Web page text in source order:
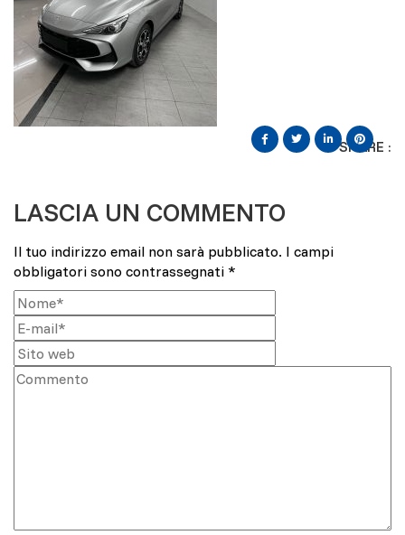
SHARE :
LASCIA UN COMMENTO
Il tuo indirizzo email non sarà pubblicato. I campi
obbligatori sono contrassegnati *